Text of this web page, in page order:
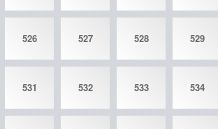
526 527 528 529
531 532 533 534